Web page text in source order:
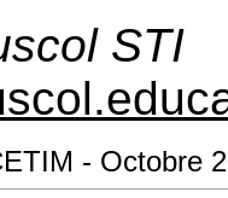
STI
- Octobre